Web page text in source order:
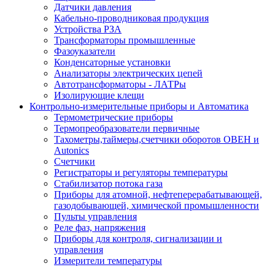
Датчики давления
Кабельно-проводниковая продукция
Устройства РЗА
Трансформаторы промышленные
Фазоуказатели
Конденсаторные установки
Анализаторы электрических цепей
Автотрансформаторы - ЛАТРы
Изолирующие клещи
Контрольно-измерительные приборы и Автоматика
Термометрические приборы
Термопреобразователи первичные
Тахометры,таймеры,счетчики оборотов ОВЕН и
Autonics
Счетчики
Регистраторы и регуляторы температуры
Стабилизатор потока газа
Приборы для атомной, нефтеперерабатывающей,
газодобывающей, химической промышленности
Пульты управления
Реле фаз, напряжения
Приборы для контроля, сигнализации и
управления
Измерители температуры